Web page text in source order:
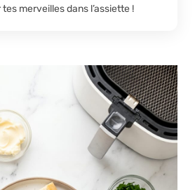
merveilles dans l’assiette !